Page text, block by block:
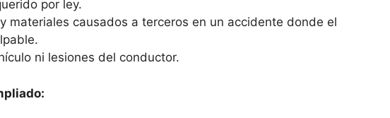
por ley.
materiales causados a terceros en un accidente donde el
ni lesiones del conductor.